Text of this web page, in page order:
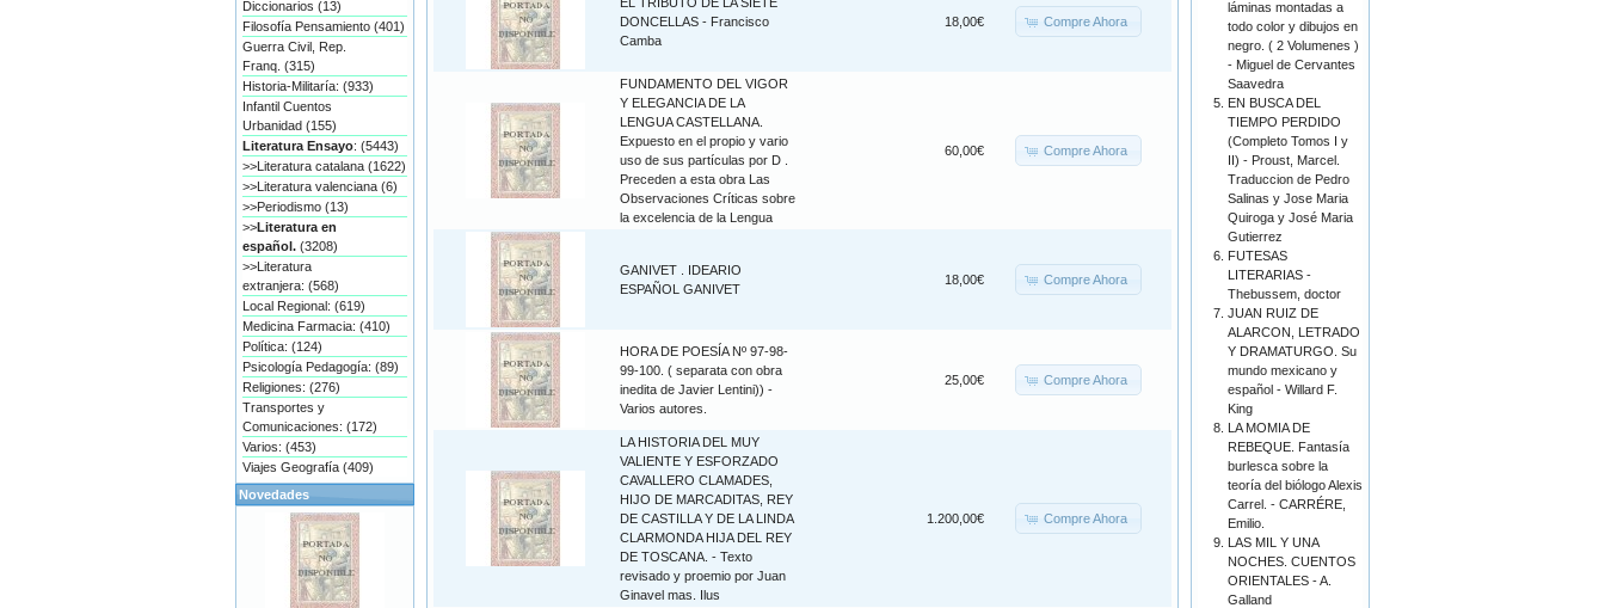
DONCELLAS - Francisco
Camba
18,00€ Compre Ahora
FUNDAMENTO DEL VIGOR
Y ELEGANCIA DE LA
LENGUA CASTELLANA.
Expuesto en el propio y vario
uso de sus partículas por D .
Preceden a esta obra Las
Observaciones Críticas sobre
la excelencia de la Lengua
60,00€ Compre Ahora
GANIVET . IDEARIO
ESPAÑOL GANIVET
18,00€ Compre Ahora
HORA DE POESÍA Nº 97-98-
99-100. ( separata con obra
inedita de Javier Lentini)) -
Varios autores.
25,00€ Compre Ahora
LA HISTORIA DEL MUY
VALIENTE Y ESFORZADO
CAVALLERO CLAMADES,
HIJO DE MARCADITAS, REY
DE CASTILLA Y DE LA LINDA
CLARMONDA HIJA DEL REY
DE TOSCANA. - Texto
revisado y proemio por Juan
Ginavel mas. Ilus
1.200,00€ Compre Ahora
Diccionarios (13)
Filosofía Pensamiento (401)
Guerra Civil, Rep.
Franq. (315)
Historia-Militaría: (933)
Infantil Cuentos
Urbanidad (155)
Literatura Ensayo: (5443)
>>Literatura catalana (1622)
>>Literatura valenciana (6)
>>Periodismo (13)
>>Literatura en
español. (3208)
>>Literatura
extranjera: (568)
Local Regional: (619)
Medicina Farmacia: (410)
Política: (124)
Psicología Pedagogía: (89)
Religiones: (276)
Transportes y
Comunicaciones: (172)
Varios: (453)
Viajes Geografía (409)
Novedades
láminas montadas a
todo color y dibujos en
negro. ( 2 Volumenes )
- Miguel de Cervantes
Saavedra
EN BUSCA DEL
TIEMPO PERDIDO
(Completo Tomos I y
II) - Proust, Marcel.
Traduccion de Pedro
Salinas y Jose Maria
Quiroga y José Maria
Gutierrez
FUTESAS
LITERARIAS -
Thebussem, doctor
JUAN RUIZ DE
ALARCON, LETRADO
Y DRAMATURGO. Su
mundo mexicano y
español - Willard F.
King
LA MOMIA DE
REBEQUE. Fantasía
burlesca sobre la
teoría del biólogo Alexis
Carrel. - CARRÉRE,
Emilio.
LAS MIL Y UNA
NOCHES. CUENTOS
ORIENTALES - A.
Galland